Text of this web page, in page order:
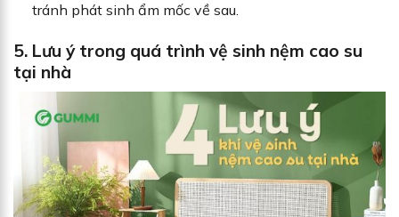
tránh phát sinh ẩm mốc về sau.
5. Lưu ý trong quá trình vệ sinh nệm cao su
tại nhà